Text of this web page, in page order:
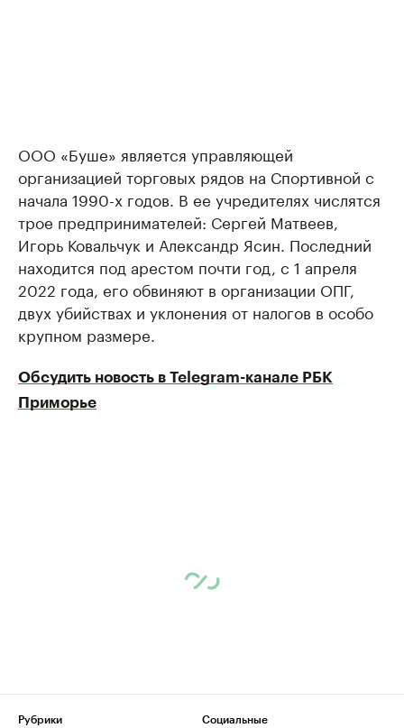
ООО «Буше» является управляющей
организацией торговых рядов на Спортивной с
начала 1990-х годов. В ее учредителях числятся
трое предпринимателей: Сергей Матвеев,
Игорь Ковальчук и Александр Ясин. Последний
находится под арестом почти год, с 1 апреля
2022 года, его обвиняют в организации ОПГ,
двух убийствах и уклонения от налогов в особо
крупном размере.
Обсудить новость в Telegram-канале РБК
Приморье
Рубрики
Социальные